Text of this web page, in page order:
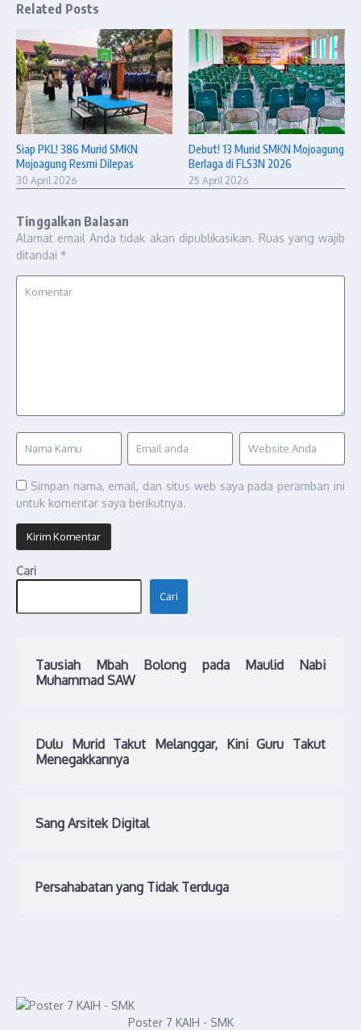
Related Posts
Siap PKL! 386 Murid SMKN
Mojoagung Resmi Dilepas
30 April 2026
Debut! 13 Murid SMKN Mojoagung
Berlaga di FLS3N 2026
25 April 2026
Tinggalkan Balasan
Alamat email Anda tidak akan dipublikasikan. Ruas yang wajib
ditandai *
Simpan nama, email, dan situs web saya pada peramban ini
untuk komentar saya berikutnya.
Cari
Cari
Tausiah Mbah Bolong pada Maulid Nabi
Muhammad SAW
Dulu Murid Takut Melanggar, Kini Guru Takut
Menegakkannya
Sang Arsitek Digital
Persahabatan yang Tidak Terduga
Poster 7 KAIH - SMK